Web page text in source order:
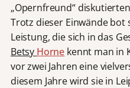
„Opernfreund“
Trotz dieser Einwände bot
Leistung, die sich in das
Betsy Horne kennt man in
vor zwei Jahren eine
diesem Jahre wird sie in